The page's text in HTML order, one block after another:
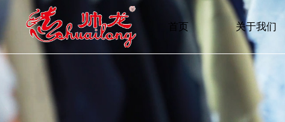
首页 关于我们